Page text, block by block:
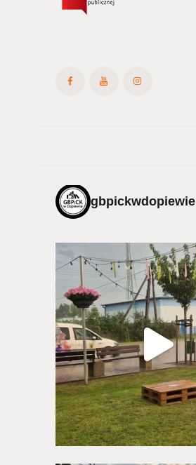
gbpickwdopiewie